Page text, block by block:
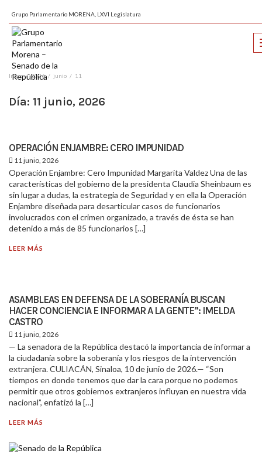
Grupo Parlamentario MORENA, LXVI Legislatura
Inicio 2026 junio 11
Día: 11 junio, 2026
OPERACIÓN ENJAMBRE: CERO IMPUNIDAD
11 junio, 2026
Operación Enjambre: Cero Impunidad Margarita Valdez Una de las
características del gobierno de la presidenta Claudia Sheinbaum es
sin lugar a dudas, la estrategia de Seguridad y en ella la Operación
Enjambre diseñada para desarticular casos de funcionarios
involucrados con el crimen organizado, a través de ésta se han
detenido a más de 85 funcionarios […]
LEER MÁS
ASAMBLEAS EN DEFENSA DE LA SOBERANÍA BUSCAN
HACER CONCIENCIA E INFORMAR A LA GENTE”: IMELDA
CASTRO
11 junio, 2026
— La senadora de la República destacó la importancia de informar a
la ciudadanía sobre la soberanía y los riesgos de la intervención
extranjera. CULIACÁN, Sinaloa, 10 de junio de 2026.— “Son
tiempos en donde tenemos que dar la cara porque no podemos
permitir que otros gobiernos extranjeros influyan en nuestra vida
nacional”, enfatizó la […]
LEER MÁS